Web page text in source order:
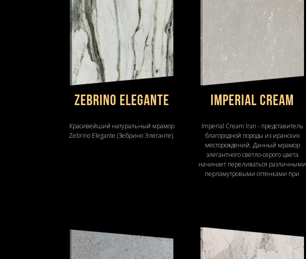
Zebrino Elegante
Красивейший натуральный мрамор
Zebrino Elegante (Зебрино Элеганте).
Imperial Cream
Imperial Cream Iran - представитель
благородной породы из иранских
месторождений. Данный мрамор
элегантного светло-серого цвета
начинает переливаться различными
перламутровыми оттенками при